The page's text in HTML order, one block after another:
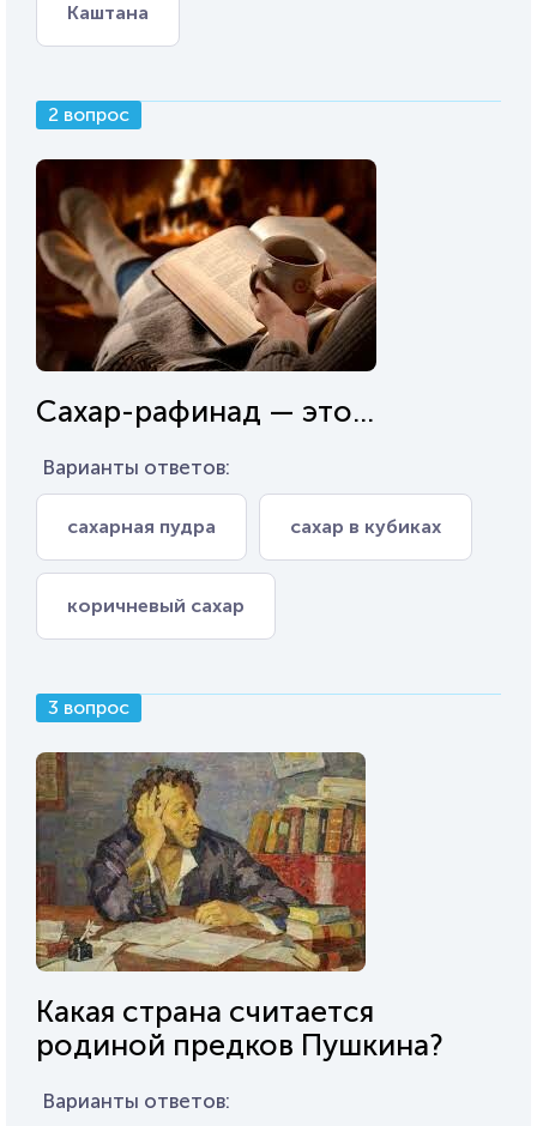
Каштана
2 вопрос
Сахар-рафинад — это...
Варианты ответов:
сахарная пудра сахар в кубиках
коричневый сахар
3 вопрос
Какая страна считается
родиной предков Пушкина?
Варианты ответов: